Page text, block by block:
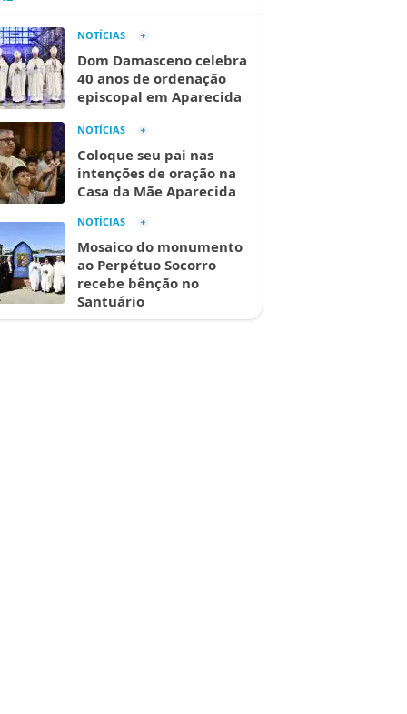
NOTÍCIAS
Dom Damasceno celebra
40 anos de ordenação
episcopal em Aparecida
NOTÍCIAS
Coloque seu pai nas
intenções de oração na
Casa da Mãe Aparecida
NOTÍCIAS
Mosaico do monumento
ao Perpétuo Socorro
recebe bênção no
Santuário